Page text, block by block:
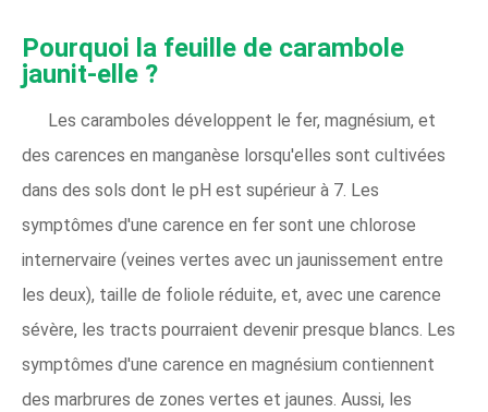
Pourquoi la feuille de carambole
jaunit-elle ?
Les caramboles développent le fer, magnésium, et
des carences en manganèse lorsqu'elles sont cultivées
dans des sols dont le pH est supérieur à 7. Les
symptômes d'une carence en fer sont une chlorose
internervaire (veines vertes avec un jaunissement entre
les deux), taille de foliole réduite, et, avec une carence
sévère, les tracts pourraient devenir presque blancs. Les
symptômes d'une carence en magnésium contiennent
des marbrures de zones vertes et jaunes. Aussi, les